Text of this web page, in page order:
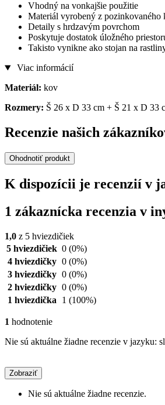
Vhodný na vonkajšie použitie
Materiál vyrobený z pozinkovaného
Detaily s hrdzavým povrchom
Poskytuje dostatok úložného
Takisto vynikne ako stojan na
Viac informácií
Materiál: kov
Rozmery: Š 26 x D 33 cm + Š 21 x D 33
Recenzie našich
Ohodnotiť produkt
K dispozícii je recenzií v
1 zákaznícka recenzia v
1,0 z 5 hviezdičiek
5 hviezdičiek 0 (0%)
4 hviezdičky 0 (0%)
3 hviezdičky 0 (0%)
2 hviezdičky 0 (0%)
1 hviezdička
1 (100%)
1 hodnotenie
Nie sú aktuálne žiadne recenzie v jazyku:
Zobraziť
Nie sú aktuálne žiadne recenzie.